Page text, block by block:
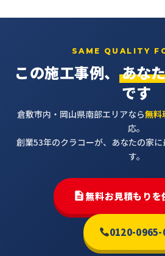
SAME QUALITY
この施工事例、 あな
です
倉敷市内・岡山県南部エリアなら無料
応。
創業53年のクラコーが、あなたの家
す。
無料お見積もりを
0120-0965-